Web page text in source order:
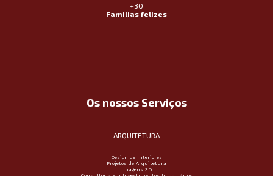
+30
Familias felizes
Os nossos Serviços
ARQUITETURA
Design de Interiores
Projetos de Arquitetura
Imagens 3D